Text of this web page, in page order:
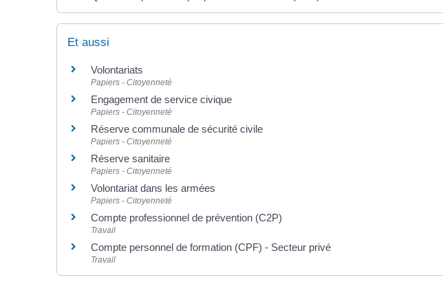
Et aussi
Volontariats
Papiers - Citoyenneté
Engagement de service civique
Papiers - Citoyenneté
Réserve communale de sécurité civile
Papiers - Citoyenneté
Réserve sanitaire
Papiers - Citoyenneté
Volontariat dans les armées
Papiers - Citoyenneté
Compte professionnel de prévention (C2P)
Travail
Compte personnel de formation (CPF) - Secteur privé
Travail